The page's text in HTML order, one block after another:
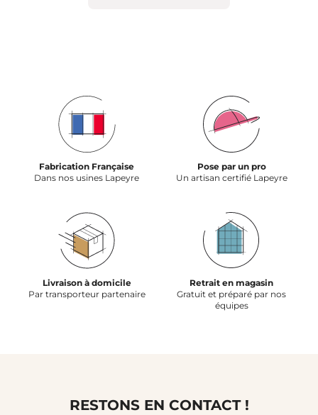
Fabrication Française
Dans nos usines Lapeyre
Pose par un pro
Un artisan certifié Lapeyre
Livraison à domicile
Par transporteur partenaire
Retrait en magasin
Gratuit et préparé par nos
équipes
RESTONS EN CONTACT !